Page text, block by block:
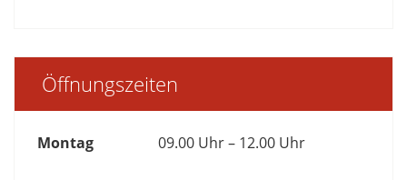
Öffnungszeiten
Montag 09.00 Uhr – 12.00 Uhr